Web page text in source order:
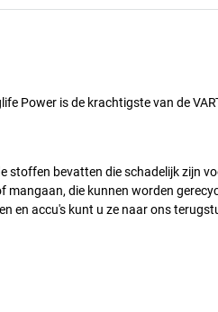
Power is de krachtigste van de
stoffen bevatten die schadelijk zijn
mangaan, die kunnen worden
en accu's kunt u ze naar ons